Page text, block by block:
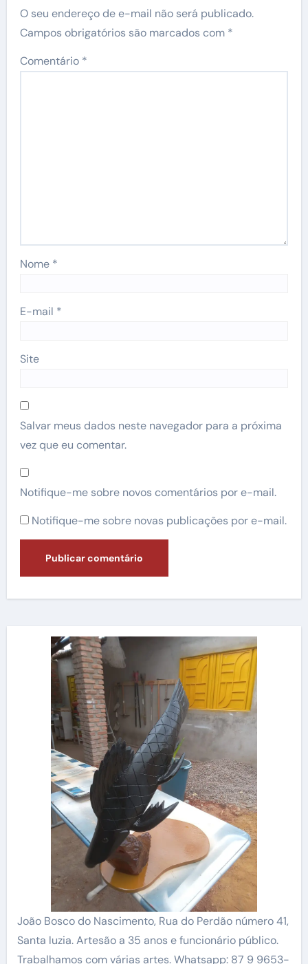
O seu endereço de e-mail não será publicado.
Campos obrigatórios são marcados com *
Comentário *
Nome *
E-mail *
Site
Salvar meus dados neste navegador para a próxima
vez que eu comentar.
Notifique-me sobre novos comentários por e-mail.
Notifique-me sobre novas publicações por e-mail.
João Bosco do Nascimento, Rua do Perdão número 41,
Santa luzia. Artesão a 35 anos e funcionário público.
Trabalhamos com várias artes. Whatsapp: 87 9 9653-